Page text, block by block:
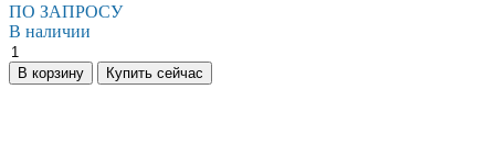
ПО ЗАПРОСУ
В наличии
Генератор
дизельный
Genmac
В корзину Купить сейчас